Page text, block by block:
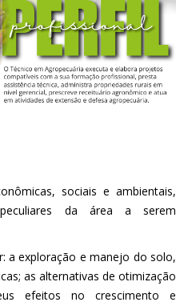
sociais e ambientais,
da área a serem
a exploração e manejo do solo,
as alternativas de otimização
efeitos no crescimento e